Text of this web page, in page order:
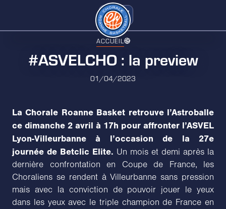
ACCUEIL
#ASVELCHO : la preview
01/04/2023
La Chorale Roanne Basket retrouve l’Astroballe
ce dimanche 2 avril à 17h pour affronter l’ASVEL
Lyon-Villeurbanne à l’occasion de la 27e
journée de Betclic Elite. Un mois et demi après la
dernière confrontation en Coupe de France, les
Choraliens se rendent à Villeurbanne sans pression
mais avec la conviction de pouvoir jouer le yeux
dans les yeux avec le triple champion de France en